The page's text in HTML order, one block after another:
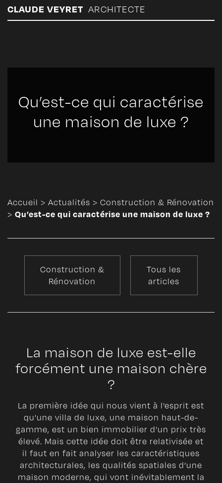
CLAUDE VEYRET ARCHITECTE
Qu’est-ce qui caractérise
une maison de luxe ?
Accueil > Actualités > Construction & Rénovation
> Qu’est-ce qui caractérise une maison de luxe ?
Construction &
Rénovation
Tous les
articles
La maison de luxe est-elle
forcément une maison chère
?
La première idée qui nous vient à l’esprit est
qu’une villa de luxe, une maison haut-de-
gamme, est un bien immobilier d’un prix très
élevé. Mais cette idée doit être relativisée et
il faut en fait analyser les caractéristiques
architecturales, les qualités spatiales d’une
maison moderne, qui vont inévitablement la
Panneau de gestion des cookies